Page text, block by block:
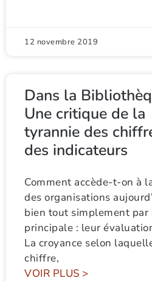
12 novembre 2019
Dans la
Une critique de la
tyrannie des
des indicateurs
Comment accède-t-on à
des organisations
bien tout simplement par
principale : leur
La croyance selon
chiffre,
VOIR PLUS >